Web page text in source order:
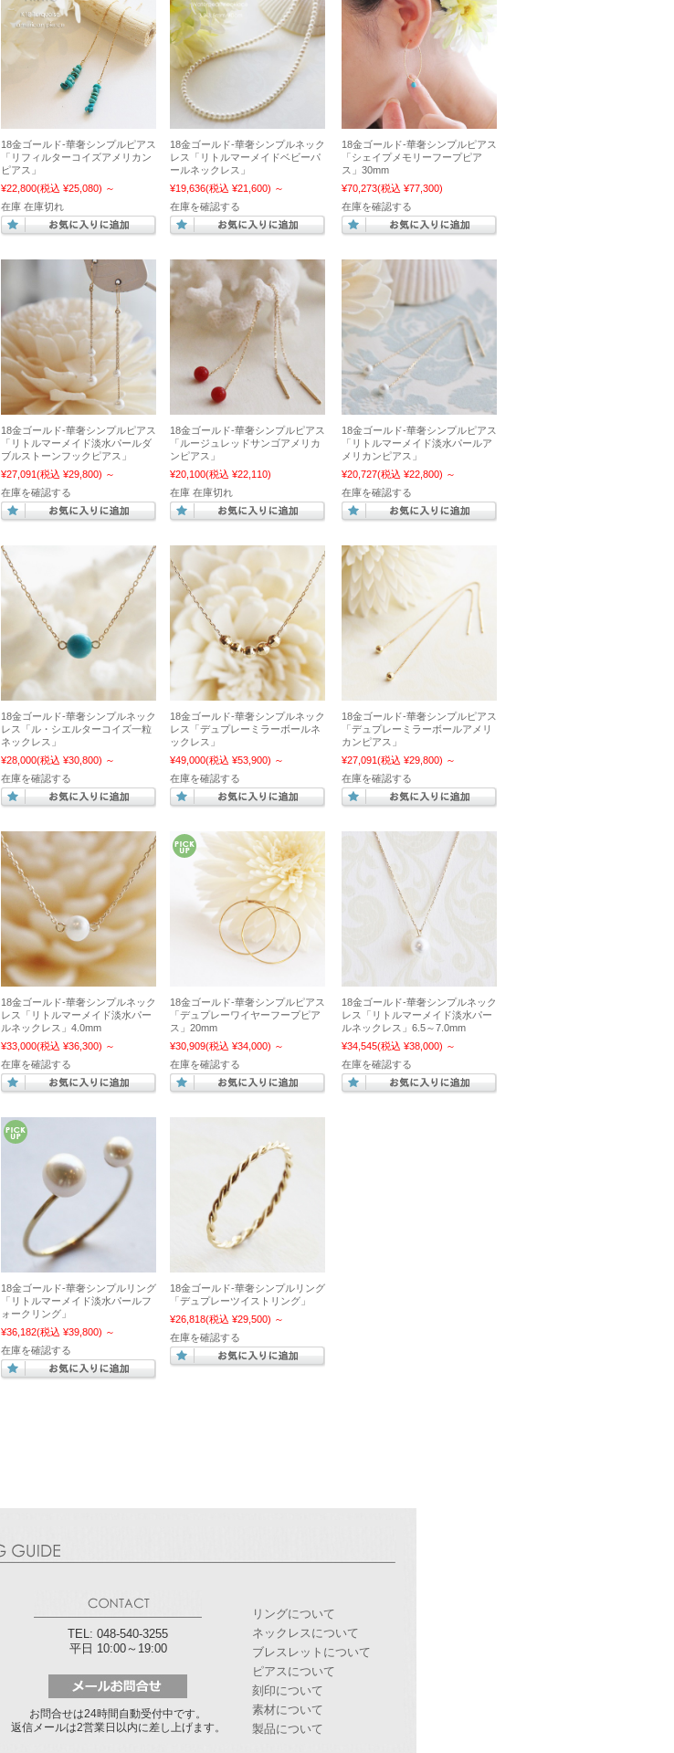
18金ゴールド-華奢シンプルピアス
「リフィルターコイズアメリカン
ピアス」
¥22,800(税込 ¥25,080) ～
在庫 在庫切れ
18金ゴールド-華奢シンプルネック
レス「リトルマーメイドベビーパ
ールネックレス」
¥19,636(税込 ¥21,600) ～
在庫を確認する
18金ゴールド-華奢シンプルピアス
「シェイプメモリーフープピア
ス」30mm
¥70,273(税込 ¥77,300)
在庫を確認する
18金ゴールド-華奢シンプルピアス
「リトルマーメイド淡水パールダ
ブルストーンフックピアス」
¥27,091(税込 ¥29,800) ～
在庫を確認する
18金ゴールド-華奢シンプルピアス
「ルージュレッドサンゴアメリカ
ンピアス」
¥20,100(税込 ¥22,110)
在庫 在庫切れ
18金ゴールド-華奢シンプルピアス
「リトルマーメイド淡水パールア
メリカンピアス」
¥20,727(税込 ¥22,800) ～
在庫を確認する
18金ゴールド-華奢シンプルネック
レス「ル・シエルターコイズ一粒
ネックレス」
¥28,000(税込 ¥30,800) ～
在庫を確認する
18金ゴールド-華奢シンプルネック
レス「デュプレーミラーボールネ
ックレス」
¥49,000(税込 ¥53,900) ～
在庫を確認する
18金ゴールド-華奢シンプルピアス
「デュプレーミラーボールアメリ
カンピアス」
¥27,091(税込 ¥29,800) ～
在庫を確認する
18金ゴールド-華奢シンプルネック
レス「リトルマーメイド淡水パー
ルネックレス」4.0mm
¥33,000(税込 ¥36,300) ～
在庫を確認する
18金ゴールド-華奢シンプルピアス
「デュプレーワイヤーフープピア
ス」20mm
¥30,909(税込 ¥34,000) ～
在庫を確認する
18金ゴールド-華奢シンプルネック
レス「リトルマーメイド淡水パー
ルネックレス」6.5～7.0mm
¥34,545(税込 ¥38,000) ～
在庫を確認する
18金ゴールド-華奢シンプルリング
「リトルマーメイド淡水パールフ
ォークリング」
¥36,182(税込 ¥39,800) ～
在庫を確認する
18金ゴールド-華奢シンプルリング
「デュプレーツイストリング」
¥26,818(税込 ¥29,500) ～
在庫を確認する
TEL: 048-540-3255
平日 10:00～19:00
お問合せは24時間自動受付中です。
返信メールは2営業日以内に差し上げます。
リングについて
ネックレスについて
ブレスレットについて
ピアスについて
刻印について
素材について
製品について